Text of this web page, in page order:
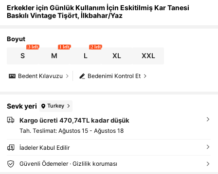
Erkekler için Günlük Kullanım İçin Eskitilmiş Kar Tanesi
Baskılı Vintage Tişört, İlkbahar/Yaz
Boyut
S
3 left
M
1 left
L
2 left
XL XXL
Bedenimi Kontrol Et
Bedent Kılavuzu
Sevk yeri Turkey
Kargo ücreti 470,74TL kadar düşük
Tah. Teslimat: Ağustos 15 - Ağustos 18
İadeler Kabul Edilir
Güvenli Ödemeler · Gizlilik koruması